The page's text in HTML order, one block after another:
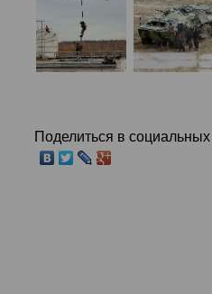
Поделиться в социальных